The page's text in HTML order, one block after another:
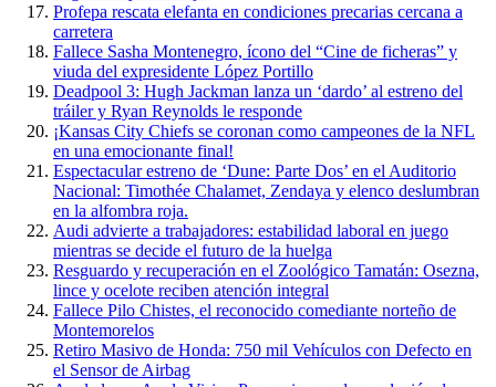
Profepa rescata elefanta en condiciones precarias cercana a
carretera
Fallece Sasha Montenegro, ícono del “Cine de ficheras” y
viuda del expresidente López Portillo
Deadpool 3: Hugh Jackman lanza un ‘dardo’ al estreno del
tráiler y Ryan Reynolds le responde
¡Kansas City Chiefs se coronan como campeones de la NFL
en una emocionante final!
Espectacular estreno de ‘Dune: Parte Dos’ en el Auditorio
Nacional: Timothée Chalamet, Zendaya y elenco deslumbran
en la alfombra roja.
Audi advierte a trabajadores: estabilidad laboral en juego
mientras se decide el futuro de la huelga
Resguardo y recuperación en el Zoológico Tamatán: Osezna,
lince y ocelote reciben atención integral
Fallece Pilo Chistes, el reconocido comediante norteño de
Montemorelos
Retiro Masivo de Honda: 750 mil Vehículos con Defecto en
el Sensor de Airbag